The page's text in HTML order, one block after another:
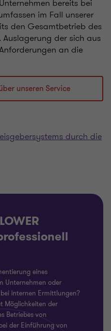
bereits bei
im Fall unserer
den Gesamtbetrieb des
Auslagerung der sich aus
an die
unseren Service
durch die
eines
Unternehmen oder
internen Ermittlungen?
Möglichkeiten der
Betriebes von
der Einführung von